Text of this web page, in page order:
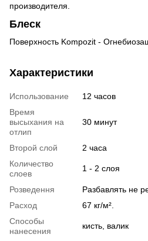
производителя.
Блеск
Поверхность Kompozit -
Характеристики
Использование
12 часов
Время
высыхания на
отлип
30 минут
Второй слой
2 часа
Количество
слоев
1 - 2 слоя
Розведення
Разбавлять не
Расход
67 кг/м².
Способы
нанесения
кисть, валик